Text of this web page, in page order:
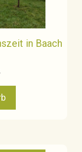
in Baach